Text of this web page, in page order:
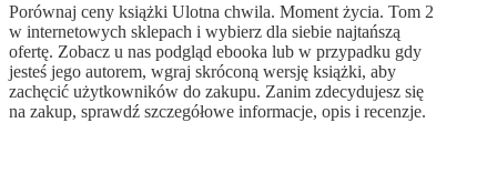
Porównaj ceny książki Ulotna chwila. Moment życia. Tom 2
w internetowych sklepach i wybierz dla siebie najtańszą
ofertę. Zobacz u nas podgląd ebooka lub w przypadku gdy
jesteś jego autorem, wgraj skróconą wersję książki, aby
zachęcić użytkowników do zakupu. Zanim zdecydujesz się
na zakup, sprawdź szczegółowe informacje, opis i recenzje.